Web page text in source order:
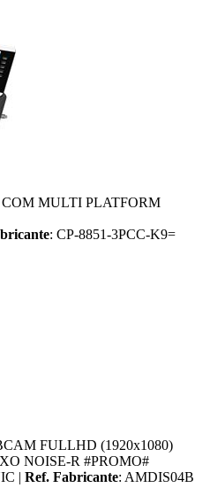
COM MULTI PLATFORM
: CP-8851-3PCC-K9=
FULLHD (1920x1080)
NOISE-R #PROMO#
| Ref. Fabricante: AMDIS04B